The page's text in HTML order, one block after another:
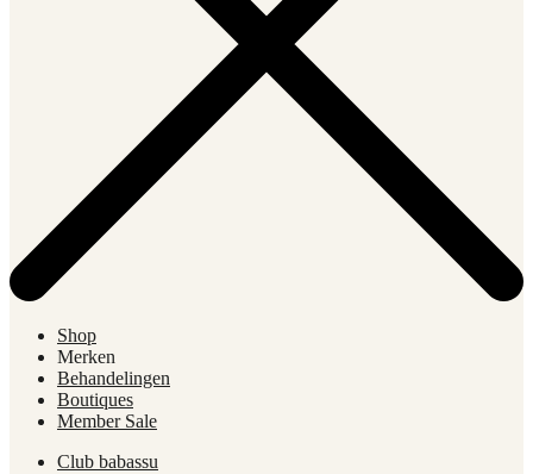
Shop
Merken
Behandelingen
Boutiques
Member Sale
Club babassu